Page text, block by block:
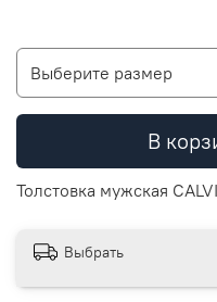
Выберите размер
В
Толстовка мужская
Выбрать